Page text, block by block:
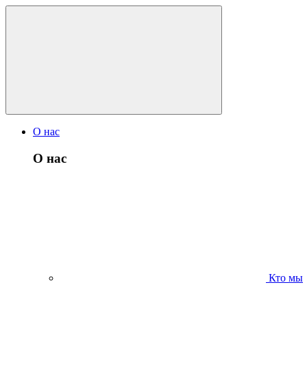
О нас
О нас
Кто мы